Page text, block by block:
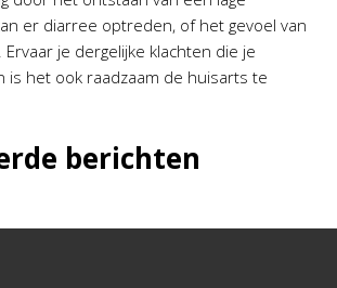
er diarree optreden, of het gevoel van
je dergelijke klachten die je
is het ook raadzaam de huisarts te
berichten